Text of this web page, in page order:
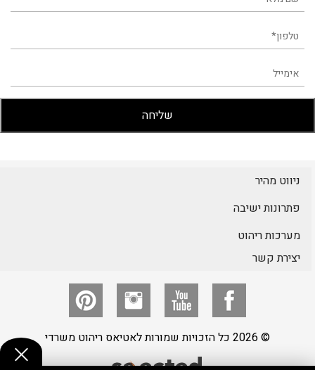
ניווט מהיר
פתרונות ישיבה
מערכות ריהוט
יצירת קשר
© 2026 כל הזכויות שמורות לאטיאס ריהוט משרדי